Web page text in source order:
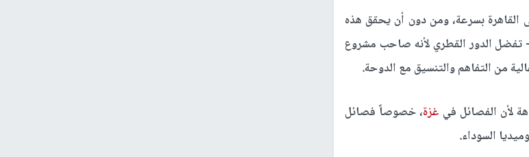
القاهرة بسرعة، ومن دون أن يحقق هذه
تفضل الدور القطري لأنه صاحب مشروع
من التفاهم والتنسيق مع الدوحة.
لأن الفصائل في غزة، خصوصاً فصائل
السوداء.